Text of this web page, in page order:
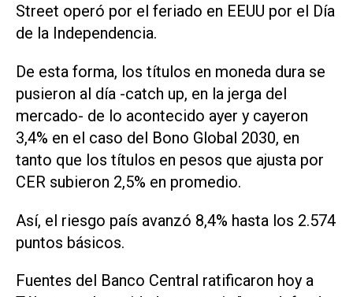
Street operó por el feriado en EEUU por el Día
de la Independencia.
De esta forma, los títulos en moneda dura se
pusieron al día -catch up, en la jerga del
mercado- de lo acontecido ayer y cayeron
3,4% en el caso del Bono Global 2030, en
tanto que los títulos en pesos que ajusta por
CER subieron 2,5% en promedio.
Así, el riesgo país avanzó 8,4% hasta los 2.574
puntos básicos.
Fuentes del Banco Central ratificaron hoy a